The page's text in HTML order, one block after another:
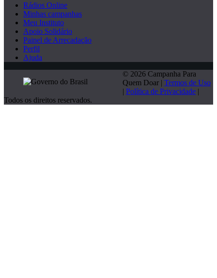
Rádios Online
Minhas campanhas
Meu Instituto
Apoio Solidário
Painel de Arrecadação
Perfil
Ajuda
© 2026 Campanha Para
Quem Doar | Termos de Uso
| Política de Privacidade |
Todos os direitos reservados.